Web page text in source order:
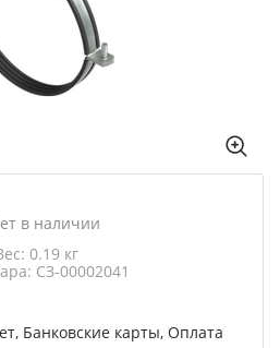
в наличии
0.19 кг
СЗ-00002041
Банковские карты, Оплата